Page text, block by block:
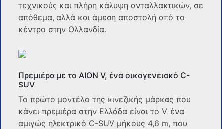
τεχνικούς και πλήρη κάλυψη ανταλλακτικών, σε
απόθεμα, αλλά και άμεση αποστολή από το
κέντρο στην Ολλανδία.
Πρεμιέρα με το AION V, ένα οικογενειακό C-
SUV
Το πρώτο μοντέλο της κινεζικής μάρκας που
κάνει πρεμιέρα στην Ελλάδα είναι το V, ένα
αμιγώς ηλεκτρικό C-SUV μήκους 4,6 m, που